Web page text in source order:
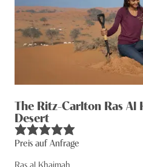
The Ritz-Carlton Ras Al
Desert
Preis auf Anfrage
Ras al Khaimah